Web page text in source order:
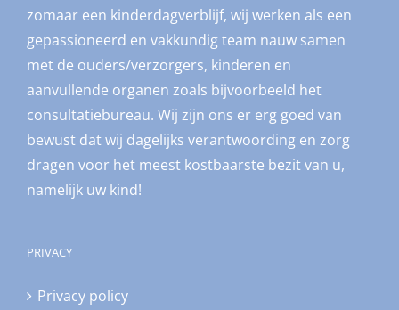
zomaar een kinderdagverblijf, wij werken als een
gepassioneerd en vakkundig team nauw samen
met de ouders/verzorgers, kinderen en
aanvullende organen zoals bijvoorbeeld het
consultatiebureau. Wij zijn ons er erg goed van
bewust dat wij dagelijks verantwoording en zorg
dragen voor het meest kostbaarste bezit van u,
namelijk uw kind!
PRIVACY
Privacy policy